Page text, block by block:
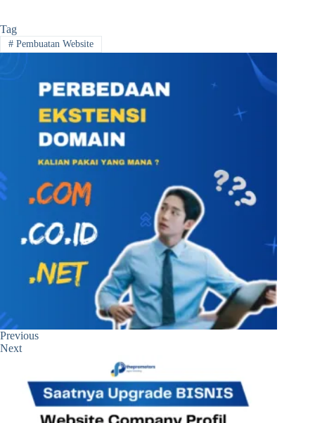
Tag
#Pembuatan Website
Previous
Next